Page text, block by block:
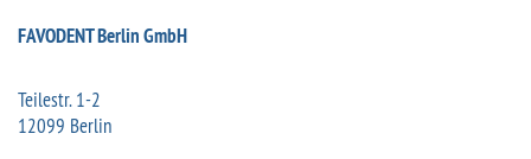
FAVODENT Berlin GmbH
Teilestr. 1-2
12099 Berlin